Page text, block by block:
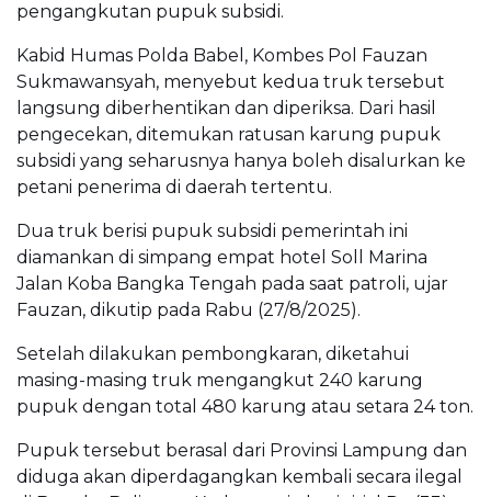
pengangkutan pupuk subsidi.
Kabid Humas Polda Babel, Kombes Pol Fauzan
Sukmawansyah, menyebut kedua truk tersebut
langsung diberhentikan dan diperiksa. Dari hasil
pengecekan, ditemukan ratusan karung pupuk
subsidi yang seharusnya hanya boleh disalurkan ke
petani penerima di daerah tertentu.
Dua truk berisi pupuk subsidi pemerintah ini
diamankan di simpang empat hotel Soll Marina
Jalan Koba Bangka Tengah pada saat patroli, ujar
Fauzan, dikutip pada Rabu (27/8/2025).
Setelah dilakukan pembongkaran, diketahui
masing-masing truk mengangkut 240 karung
pupuk dengan total 480 karung atau setara 24 ton.
Pupuk tersebut berasal dari Provinsi Lampung dan
diduga akan diperdagangkan kembali secara ilegal